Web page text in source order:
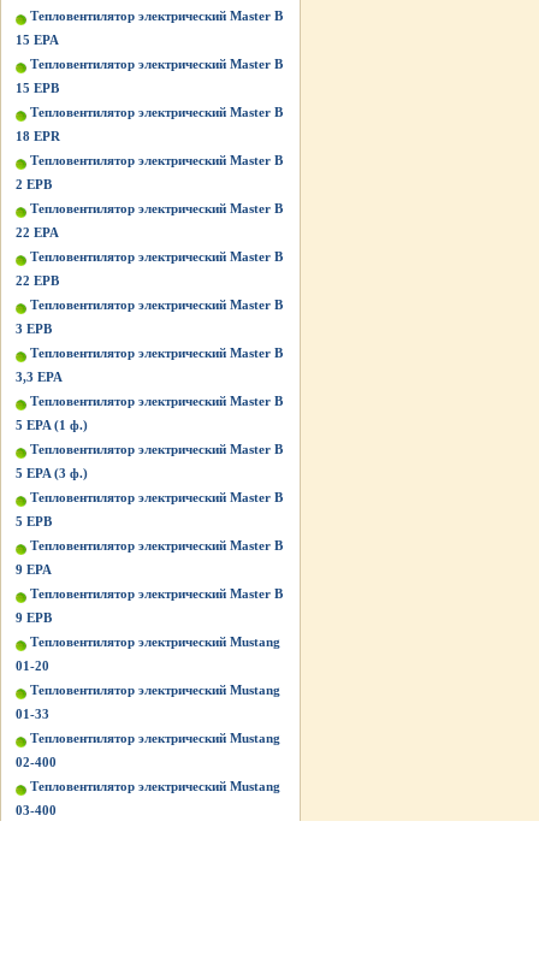
Тепловентилятор электрический Master B
15 EPA
Тепловентилятор электрический Master B
15 EPB
Тепловентилятор электрический Master B
18 EPR
Тепловентилятор электрический Master B
2 EPB
Тепловентилятор электрический Master B
22 EPA
Тепловентилятор электрический Master B
22 EPB
Тепловентилятор электрический Master B
3 EPB
Тепловентилятор электрический Master B
3,3 EPA
Тепловентилятор электрический Master B
5 EPA (1 ф.)
Тепловентилятор электрический Master B
5 EPA (3 ф.)
Тепловентилятор электрический Master B
5 EPB
Тепловентилятор электрический Master B
9 EPA
Тепловентилятор электрический Master B
9 EPB
Тепловентилятор электрический Mustang
01-20
Тепловентилятор электрический Mustang
01-33
Тепловентилятор электрический Mustang
02-400
Тепловентилятор электрический Mustang
03-400